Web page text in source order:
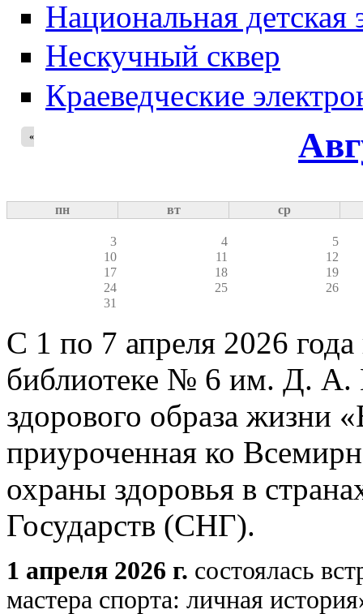
Национальная детская
Нескучный сквер
Краеведческие
«
пн вт ср
3 4
5
10
11
12
17
18
19
24
25
26
31
С 1 по 7 апреля 2026
библиотеке № 6 им. Д. А.
здорового образа жизни
приуроченная ко
охраны здоровья в
Государств (СНГ).
1 апреля 2026 г. состоялась
мастера спорта: личная